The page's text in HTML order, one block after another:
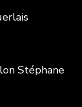
Stéphane